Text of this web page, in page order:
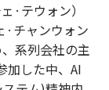
·テウォン）
·チャンウォン
系列会社の主
加した中、AI